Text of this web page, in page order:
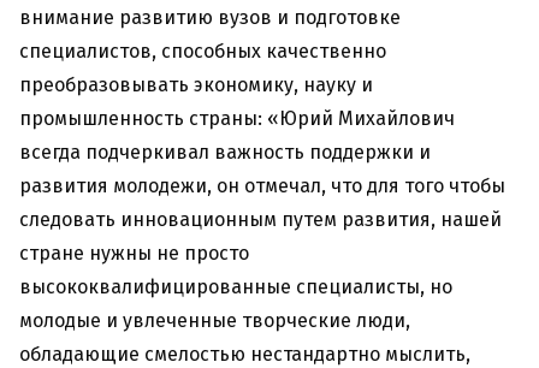
внимание развитию вузов и подготовке
специалистов, способных качественно
преобразовывать экономику, науку и
промышленность страны: «Юрий Михайлович
всегда подчеркивал важность поддержки и
развития молодежи, он отмечал, что для того чтобы
следовать инновационным путем развития, нашей
стране нужны не просто
высококвалифицированные специалисты, но
молодые и увлеченные творческие люди,
обладающие смелостью нестандартно мыслить,